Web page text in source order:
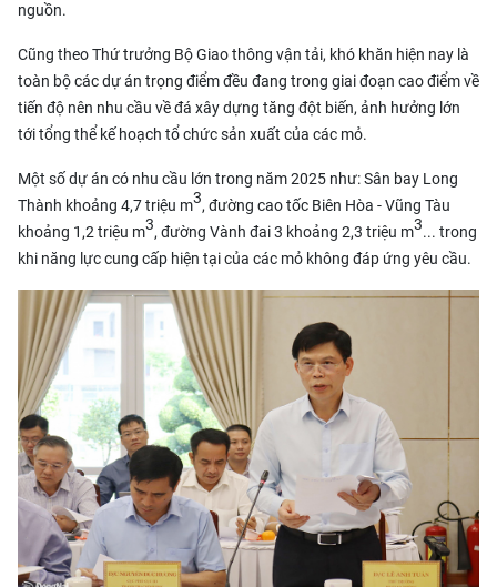
nguồn.
Cũng theo Thứ trưởng Bộ Giao thông vận tải, khó khăn hiện nay là
toàn bộ các dự án trọng điểm đều đang trong giai đoạn cao điểm về
tiến độ nên nhu cầu về đá xây dựng tăng đột biến, ảnh hưởng lớn
tới tổng thể kế hoạch tổ chức sản xuất của các mỏ.
Một số dự án có nhu cầu lớn trong năm 2025 như: Sân bay Long
Thành khoảng 4,7 triệu m3, đường cao tốc Biên Hòa - Vũng Tàu
khoảng 1,2 triệu m3, đường Vành đai 3 khoảng 2,3 triệu m3... trong
khi năng lực cung cấp hiện tại của các mỏ không đáp ứng yêu cầu.